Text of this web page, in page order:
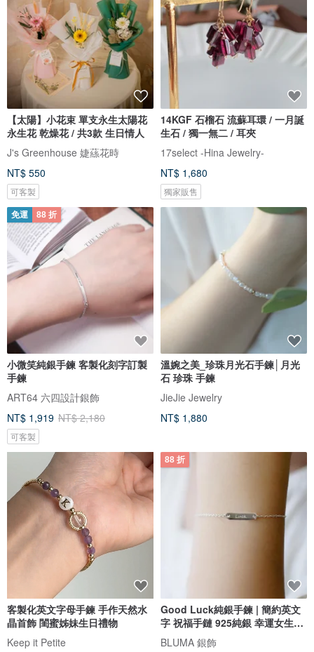
【太陽】小花束 單支永生太陽花
永生花 乾燥花 / 共3款 生日情人
J's Greenhouse 婕蕬花時
NT$ 550
可客製
14KGF 石榴石 流蘇耳環 / 一月誕
生石 / 獨一無二 / 耳夾
17select -Hina Jewelry-
NT$ 1,680
獨家販售
免運 88 折
小微笑純銀手鍊 客製化刻字訂製
手鍊
ART64 六四設計銀飾
NT$ 1,919 NT$ 2,180
可客製
溫婉之美_珍珠月光石手鍊│月光
石 珍珠 手鍊
JieJie Jewelry
NT$ 1,880
客製化英文字母手鍊 手作天然水
晶首飾 閨蜜姊妹生日禮物
Keep it Petite
88 折
Good Luck純銀手鍊 | 簡約英文
字 祝福手鏈 925純銀 幸運女生禮
物
BLUMA 銀飾